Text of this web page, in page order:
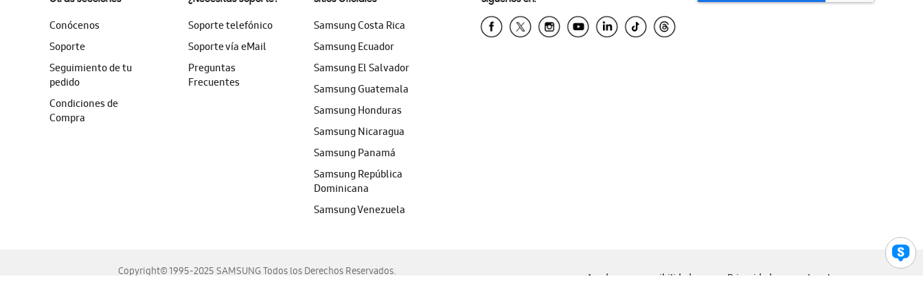
Conócenos
Soporte
Seguimiento de tu
pedido
Condiciones de
Compra
Soporte telefónico
Soporte vía eMail
Preguntas
Frecuentes
Samsung Costa Rica
Samsung Ecuador
Samsung El Salvador
Samsung Guatemala
Samsung Honduras
Samsung Nicaragua
Samsung Panamá
Samsung República
Dominicana
Samsung Venezuela
Copyright© 1995-2025 SAMSUNG Todos los Derechos Reservados.
Ayuda para accesibilidad Privacidad Legal